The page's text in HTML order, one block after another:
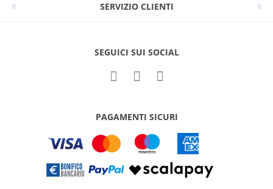
SERVIZIO CLIENTI
SEGUICI SUI SOCIAL
PAGAMENTI SICURI